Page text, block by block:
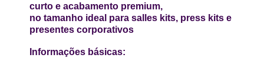
curto e acabamento premium,
no tamanho ideal para salles kits, press kits e
presentes corporativos
Informações básicas: